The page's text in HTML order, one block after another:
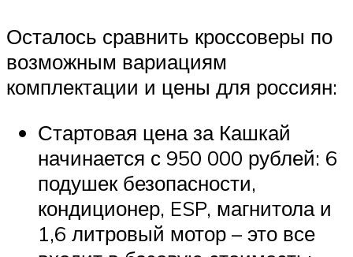
Осталось сравнить кроссоверы по
возможным вариациям
комплектации и цены для россиян:
Стартовая цена за Кашкай
начинается с 950 000 рублей: 6
подушек безопасности,
кондиционер, ESP, магнитола и
1,6 литровый мотор – это все